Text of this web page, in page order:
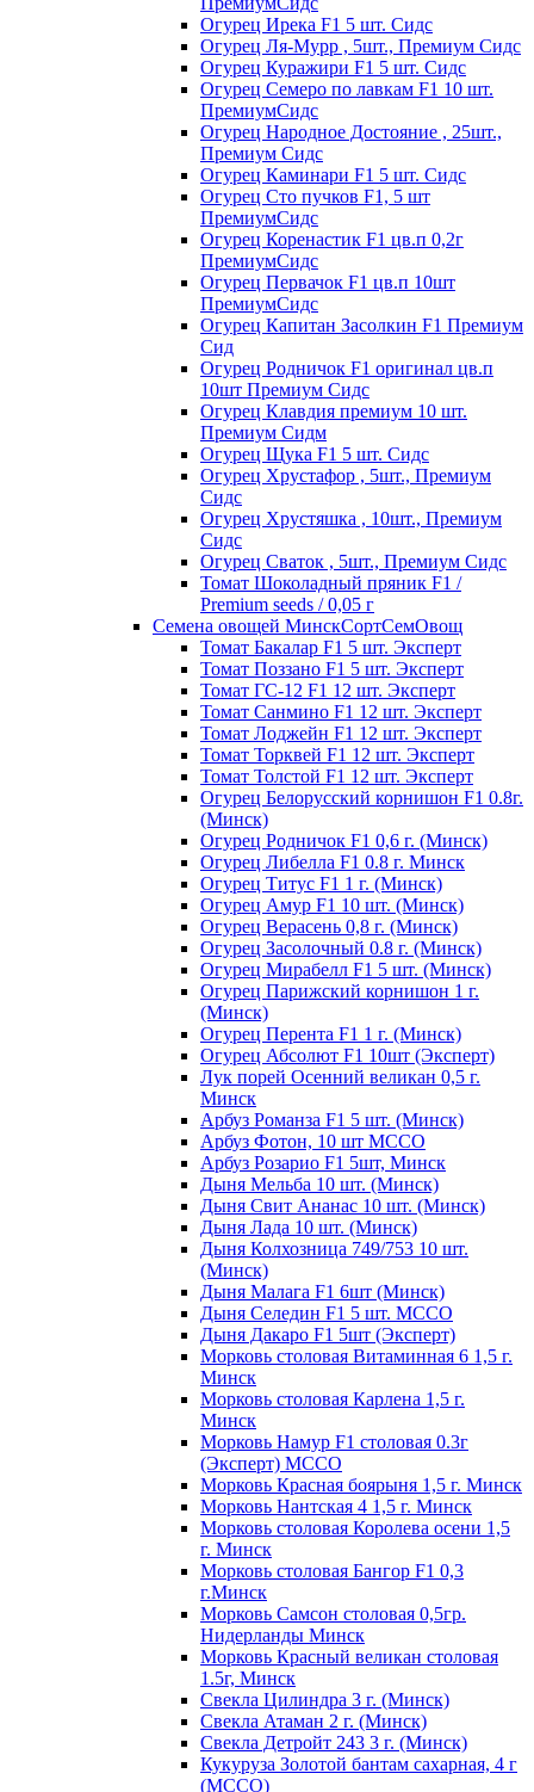
Огурец Ирека F1 5 шт. Сидс
Огурец Ля-Мурр , 5шт., Премиум Сидс
Огурец Куражири F1 5 шт. Сидс
Огурец Семеро по лавкам F1 10 шт.
ПремиумСидс
Огурец Народное Достояние , 25шт.,
Премиум Сидс
Огурец Каминари F1 5 шт. Сидс
Огурец Сто пучков F1, 5 шт
ПремиумСидс
Огурец Коренастик F1 цв.п 0,2г
ПремиумСидс
Огурец Первачок F1 цв.п 10шт
ПремиумСидс
Огурец Капитан Засолкин F1 Премиум
Сид
Огурец Родничок F1 оригинал цв.п
10шт Премиум Сидс
Огурец Клавдия премиум 10 шт.
Премиум Сидм
Огурец Щука F1 5 шт. Сидс
Огурец Хрустафор , 5шт., Премиум
Сидс
Огурец Хрустяшка , 10шт., Премиум
Сидс
Огурец Сваток , 5шт., Премиум Сидс
Томат Шоколадный пряник F1 /
Premium seeds / 0,05 г
Семена овощей МинскСортСемОвощ
Томат Бакалар F1 5 шт. Эксперт
Томат Поззано F1 5 шт. Эксперт
Томат ГС-12 F1 12 шт. Эксперт
Томат Санмино F1 12 шт. Эксперт
Томат Лоджейн F1 12 шт. Эксперт
Томат Торквей F1 12 шт. Эксперт
Томат Толстой F1 12 шт. Эксперт
Огурец Белорусский корнишон F1 0.8г.
(Минск)
Огурец Родничок F1 0,6 г. (Минск)
Огурец Либелла F1 0.8 г. Минск
Огурец Титус F1 1 г. (Минск)
Огурец Амур F1 10 шт. (Минск)
Огурец Верасень 0,8 г. (Минск)
Огурец Засолочный 0.8 г. (Минск)
Огурец Мирабелл F1 5 шт. (Минск)
Огурец Парижский корнишон 1 г.
(Минск)
Огурец Перента F1 1 г. (Минск)
Огурец Абсолют F1 10шт (Эксперт)
Лук порей Осенний великан 0,5 г.
Минск
Арбуз Романза F1 5 шт. (Минск)
Арбуз Фотон, 10 шт МССО
Арбуз Розарио F1 5шт, Минск
Дыня Мельба 10 шт. (Минск)
Дыня Свит Ананас 10 шт. (Минск)
Дыня Лада 10 шт. (Минск)
Дыня Колхозница 749/753 10 шт.
(Минск)
Дыня Малага F1 6шт (Минск)
Дыня Селедин F1 5 шт. МССО
Дыня Дакаро F1 5шт (Эксперт)
Морковь столовая Витаминная 6 1,5 г.
Минск
Морковь столовая Карлена 1,5 г.
Минск
Морковь Намур F1 столовая 0.3г
(Эксперт) МССО
Морковь Красная боярыня 1,5 г. Минск
Морковь Нантская 4 1,5 г. Минск
Морковь столовая Королева осени 1,5
г. Минск
Морковь столовая Бангор F1 0,3
г.Минск
Морковь Самсон столовая 0,5гр.
Нидерланды Минск
Морковь Красный великан столовая
1.5г, Минск
Свекла Цилиндра 3 г. (Минск)
Свекла Атаман 2 г. (Минск)
Свекла Детройт 243 3 г. (Минск)
Кукуруза Золотой бантам сахарная, 4 г
(МССО)